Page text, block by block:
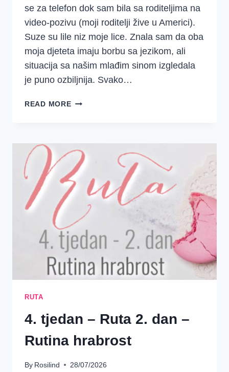
se za telefon dok sam bila sa roditeljima na
video-pozivu (moji roditelji žive u Americi).
Suze su lile niz moje lice. Znala sam da oba
moja djeteta imaju borbu sa jezikom, ali
situacija sa našim mlađim sinom izgledala
je puno ozbiljnija. Svako…
READ MORE3
TJESKOBE
UĆI
U
POČINAK
RUTA
4. tjedan – Ruta 2. dan –
Rutina hrabrost
By Rosilind 28/07/2026